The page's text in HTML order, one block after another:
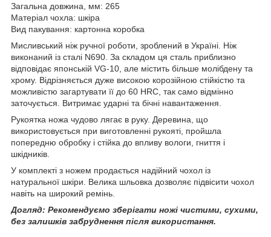
Загальна довжина, мм: 265
Матеріал чохла: шкіра
Вид пакування: картонна коробка
Мисливський ніж ручної роботи, зроблений в Україні. Ніж
виконаний із сталі N690. За складом ця сталь приблизно
відповідає японській VG-10, але містить більше молібдену та
хрому. Відрізняється дуже високою корозійною стійкістю та
можливістю загартувати її до 60 HRC, так само відмінно
заточується. Витримає ударні та бічні навантаження.
Рукоятка ножа чудово лягає в руку. Деревина, що
використовується при виготовленні рукояті, пройшла
попередню обробку і стійка до впливу вологи, гниття і
шкідників.
У комплекті з ножем продається надійний чохол із
натуральної шкіри. Велика шльовка дозволяє підвісити чохол
навіть на широкий ремінь.
Догляд: Рекомендуємо зберігати ножі чистими, сухими,
без залишків забруднення після використання.